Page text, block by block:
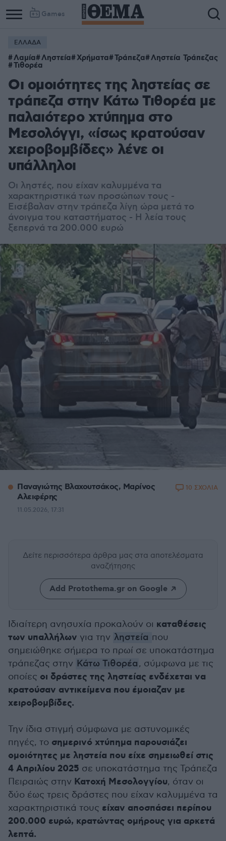
Games
ΕΛΛΑΔΑ
Λαμία Ληστεία Χρήματα Τράπεζα Ληστεία Τράπεζας
Τιθορέα
Οι ομοιότητες της ληστείας σε
τράπεζα στην Κάτω Τιθορέα με
παλαιότερο χτύπημα στο
Μεσολόγγι, «ίσως κρατούσαν
χειροβομβίδες» λένε οι
υπάλληλοι
Οι ληστές, που είχαν καλυμμένα τα
χαρακτηριστικά των προσώπων τους -
Εισέβαλαν στην τράπεζα λίγη ώρα μετά το
άνοιγμα του καταστήματος - Η λεία τους
ξεπερνά τα 200.000 ευρώ
Παναγιώτης Βλαχουτσάκος, Μαρίνος
Αλειφέρης
11.05.2026, 17:31
10 ΣΧΟΛΙΑ
Δείτε περισσότερα άρθρα μας στα αποτελέσματα
αναζήτησης
Add Protothema.gr on Google
Ιδιαίτερη ανησυχία προκαλούν οι καταθέσεις
των υπαλλήλων για την ληστεία που
σημειώθηκε σήμερα το πρωί σε υποκατάστημα
τράπεζας στην Κάτω Τιθορέα, σύμφωνα με τις
οποίες οι δράστες της ληστείας ενδέχεται να
κρατούσαν αντικείμενα που έμοιαζαν με
χειροβομβίδες.
Την ίδια στιγμή σύμφωνα με αστυνομικές
πηγές, το σημερινό χτύπημα παρουσιάζει
ομοιότητες με ληστεία που είχε σημειωθεί στις
4 Απριλίου 2025 σε υποκατάστημα της Τράπεζα
Πειραιώς στην Κατοχή Μεσολογγίου, όταν οι
δύο έως τρεις δράστες που είχαν καλυμμένα τα
χαρακτηριστικά τους είχαν αποσπάσει περίπου
200.000 ευρώ, κρατώντας ομήρους για αρκετά
λεπτά.